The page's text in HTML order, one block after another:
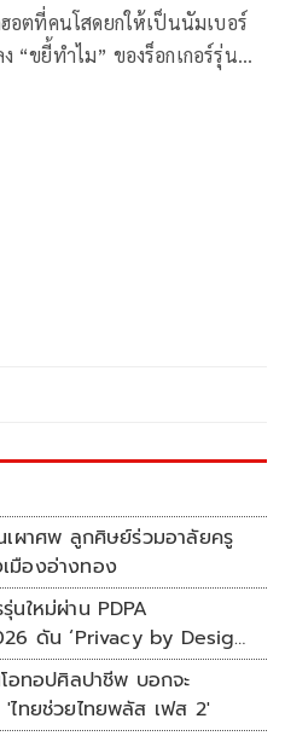
อตที่คนโสดยกให้เป็นนัมเบอร์
“ขยี้ทำไม” ของร็อกเกอร์รุ่น
มีคู่ หรือยังไม่แต่งงาน
เผาศพ ลูกศิษย์ร่วมอาลัยครู
มืองอ่างทอง
ใหม่ผ่าน PDPA
ดัน ‘Privacy by Design
คุ้มครองข้อมูลส่วนบุคคลที่
อทอปศิลปาชีพ บอกจะ
ไทยช่วยไทยพลัส เฟส 2'